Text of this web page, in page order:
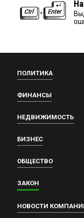
ПОЛИТИКА
ФИНАНСЫ
НЕДВИЖИМОСТЬ
БИЗНЕС
ОБЩЕСТВО
ЗАКОН
НОВОСТИ